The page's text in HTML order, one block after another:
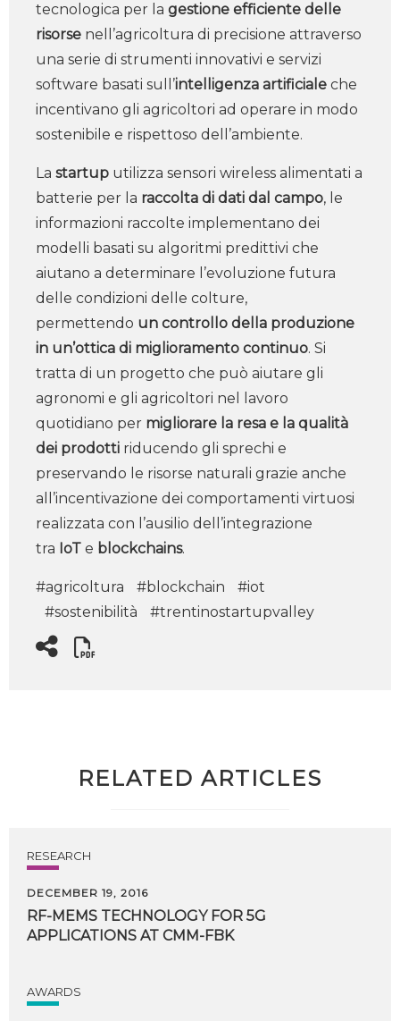
tecnologica per la gestione efficiente delle
risorse nell’agricoltura di precisione attraverso
una serie di strumenti innovativi e servizi
software basati sull’intelligenza artificiale che
incentivano gli agricoltori ad operare in modo
sostenibile e rispettoso dell’ambiente.
La startup utilizza sensori wireless alimentati a
batterie per la raccolta di dati dal campo, le
informazioni raccolte implementano dei
modelli basati su algoritmi predittivi che
aiutano a determinare l’evoluzione futura
delle condizioni delle colture,
permettendo un controllo della produzione
in un’ottica di miglioramento continuo. Si
tratta di un progetto che può aiutare gli
agronomi e gli agricoltori nel lavoro
quotidiano per migliorare la resa e la qualità
dei prodotti riducendo gli sprechi e
preservando le risorse naturali grazie anche
all’incentivazione dei comportamenti virtuosi
realizzata con l’ausilio dell’integrazione
tra IoT e blockchains.
#agricoltura #blockchain
#iot
#sostenibilità
#trentinostartupvalley
RELATED ARTICLES
RESEARCH
DECEMBER 19, 2016
RF-MEMS TECHNOLOGY FOR 5G
APPLICATIONS AT CMM-FBK
AWARDS